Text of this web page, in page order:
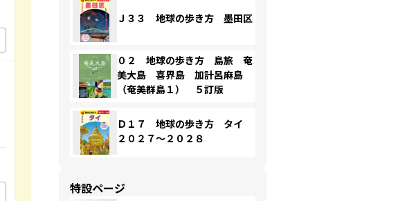
Ｊ３３ 地球の歩き方 墨田区
０２ 地球の歩き方 島旅 奄
美大島 喜界島 加計呂麻島
（奄美群島１） ５訂版
Ｄ１７ 地球の歩き方 タイ
２０２７～２０２８
特設ページ